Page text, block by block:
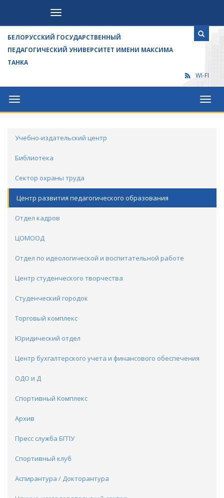
Посетителям
БЕЛОРУССКИЙ ГОСУДАРСТВЕННЫЙ
ПЕДАГОГИЧЕСКИЙ УНИВЕРСИТЕТ ИМЕНИ МАКСИМА
ТАНКА
WI-FI
Университет
Учебно-издательский центр
Библиотека
Сектор охраны труда
Центр развития педагогического образования
Отдел кадров
ЦОМООД
Отдел по идеологической и воспитательной работе
Центр студенческого творчества
Студенческий городок
Торговый комплекс
Юридический отдел
Центр бухгалтерского учета и финансового обеспечения
ОДО и Д
Спортивный Комплекс
Архив
Пресс служба БГПУ
Спортивный клуб
Аспирантура / Докторантура